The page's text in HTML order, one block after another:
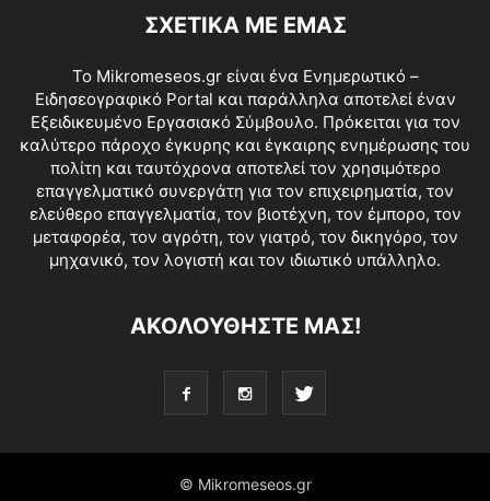
ΣΧΕΤΙΚΑ ΜΕ ΕΜΑΣ
Το Mikromeseos.gr είναι ένα Ενημερωτικό –
Ειδησεογραφικό Portal και παράλληλα αποτελεί έναν
Εξειδικευμένο Εργασιακό Σύμβουλο. Πρόκειται για τον
καλύτερο πάροχο έγκυρης και έγκαιρης ενημέρωσης του
πολίτη και ταυτόχρονα αποτελεί τον χρησιμότερο
επαγγελματικό συνεργάτη για τον επιχειρηματία, τον
ελεύθερο επαγγελματία, τον βιοτέχνη, τον έμπορο, τον
μεταφορέα, τον αγρότη, τον γιατρό, τον δικηγόρο, τον
μηχανικό, τον λογιστή και τον ιδιωτικό υπάλληλο.
ΑΚΟΛΟΥΘΗΣΤΕ ΜΑΣ!
© Mikromeseos.gr